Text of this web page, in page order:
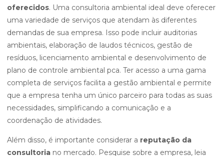
oferecidos. Uma consultoria ambiental ideal deve oferecer
uma variedade de serviços que atendam às diferentes
demandas de sua empresa. Isso pode incluir auditorias
ambientais, elaboração de laudos técnicos, gestão de
resíduos, licenciamento ambiental e desenvolvimento de
plano de controle ambiental pca. Ter acesso a uma gama
completa de serviços facilita a gestão ambiental e permite
que a empresa tenha um único parceiro para todas as suas
necessidades, simplificando a comunicação e a
coordenação de atividades.
Além disso, é importante considerar a reputação da
consultoria no mercado. Pesquise sobre a empresa, leia